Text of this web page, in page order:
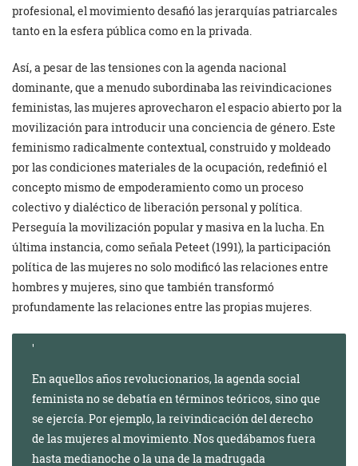
profesional, el movimiento desafió las jerarquías patriarcales
tanto en la esfera pública como en la privada.
Así, a pesar de las tensiones con la agenda nacional
dominante, que a menudo subordinaba las reivindicaciones
feministas, las mujeres aprovecharon el espacio abierto por la
movilización para introducir una conciencia de género. Este
feminismo radicalmente contextual, construido y moldeado
por las condiciones materiales de la ocupación, redefinió el
concepto mismo de empoderamiento como un proceso
colectivo y dialéctico de liberación personal y política.
Perseguía la movilización popular y masiva en la lucha. En
última instancia, como señala Peteet (1991), la participación
política de las mujeres no solo modificó las relaciones entre
hombres y mujeres, sino que también transformó
profundamente las relaciones entre las propias mujeres.
En aquellos años revolucionarios, la agenda social
feminista no se debatía en términos teóricos, sino que
se ejercía. Por ejemplo, la reivindicación del derecho
de las mujeres al movimiento. Nos quedábamos fuera
hasta medianoche o la una de la madrugada